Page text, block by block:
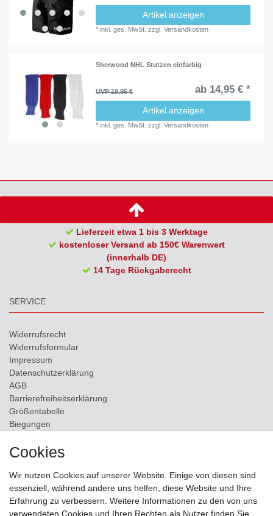
Artikel anzeigen
*inkl. ges. MwSt. zzgl.Versandkosten
Sherwood NHL Stutzen einfarbig
UVP 19,95 € ab 14,95 € *
Artikel anzeigen
*inkl. ges. MwSt. zzgl.Versandkosten
Lieferzeit etwa 1 bis 3 Werktage
kostenloser Versand ab 150€ Warenwert
(innerhalb DE)
14 Tage Rückgaberecht
SERVICE
Widerrufs­recht
Widerrufs­formular
Impressum
Daten­schutz­erklärung
AGB
Barrierefreiheitserklärung
Größentabelle
Biegungen
Kontakt
ZAHLUNGSMÖGLICHKEITEN
Cookies
Wir nutzen Cookies auf unserer Website. Einige von diesen sind
essenziell, während andere uns helfen, diese Website und Ihre
Erfahrung zu verbessern. Weitere Informationen zu den von uns
verwendeten Cookies und Ihren Rechten als Nutzer finden Sie